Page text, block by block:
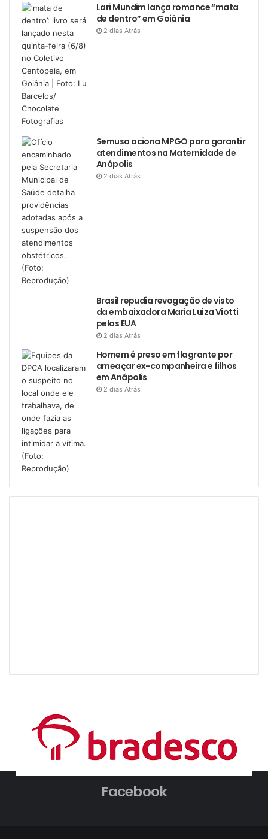
Lari Mundim lança romance “mata
de dentro” em Goiânia
2 dias Atrás
Semusa aciona MPGO para garantir
atendimentos na Maternidade de
Anápolis
2 dias Atrás
Brasil repudia revogação de visto
da embaixadora Maria Luiza Viotti
pelos EUA
2 dias Atrás
Homem é preso em flagrante por
ameaçar ex-companheira e filhos
em Anápolis
2 dias Atrás
Facebook